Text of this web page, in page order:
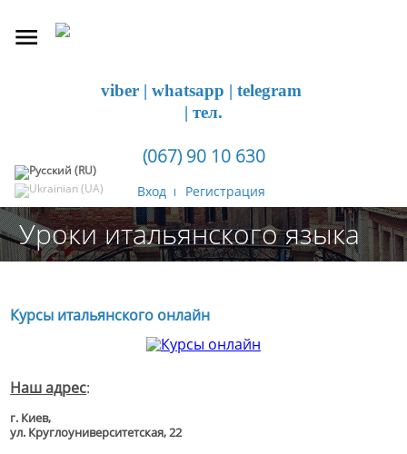
viber | whatsapp | telegram
| тел.
(067) 90 10 630
Вход Регистрация
Уроки итальянского языка
Курсы итальянского онлайн
Наш адрес:
г. Киев,
ул. Круглоуниверситетская, 22